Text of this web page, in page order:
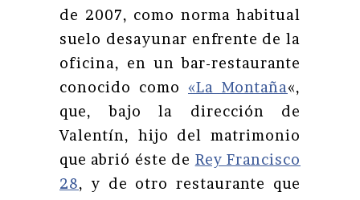
de 2007, como norma habitual
suelo desayunar enfrente de la
oficina, en un bar-restaurante
conocido como «La Montaña«,
que, bajo la dirección de
Valentín, hijo del matrimonio
que abrió éste de Rey Francisco
28, y de otro restaurante que